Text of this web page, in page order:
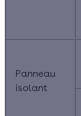
Panneau
isolant